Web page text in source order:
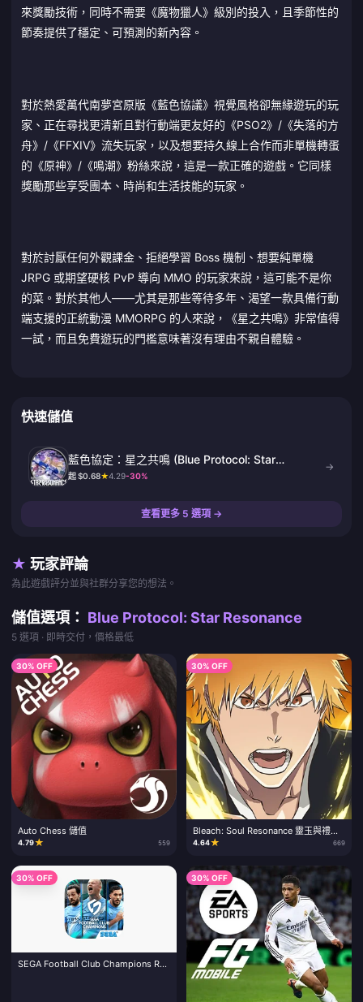
來獎勵技術，同時不需要《魔物獵人》級別的投入，且季節性的
節奏提供了穩定、可預測的新內容。
對於熱愛萬代南夢宮原版《藍色協議》視覺風格卻無緣遊玩的玩
家、正在尋找更清新且對行動端更友好的《PSO2》/《失落的方
舟》/《FFXIV》流失玩家，以及想要持久線上合作而非單機轉蛋
的《原神》/《鳴潮》粉絲來說，這是一款正確的遊戲。它同樣
獎勵那些享受團本、時尚和生活技能的玩家。
對於討厭任何外觀課金、拒絕學習 Boss 機制、想要純單機
JRPG 或期望硬核 PvP 導向 MMO 的玩家來說，這可能不是你
的菜。對於其他人——尤其是那些等待多年、渴望一款具備行動
端支援的正統動漫 MMORPG 的人來說，《星之共鳴》非常值得
一試，而且免費遊玩的門檻意味著沒有理由不親自體驗。
快速儲值
藍色協定：星之共鳴 (Blue Protocol: Star
Resonance)
起 $0.68★4.29-30%
→
查看更多 5 選項 →
★ 玩家評論
為此遊戲評分並與社群分享您的想法。
儲值選項： Blue Protocol: Star Resonance
5 選項 · 即時交付，價格最低
30% OFF
Auto Chess 儲值
4.79★ 559
30% OFF
Bleach: Soul Resonance 靈玉與禮包
儲值
4.64★ 669
30% OFF
SEGA Football Club Champions RB
30% OFF